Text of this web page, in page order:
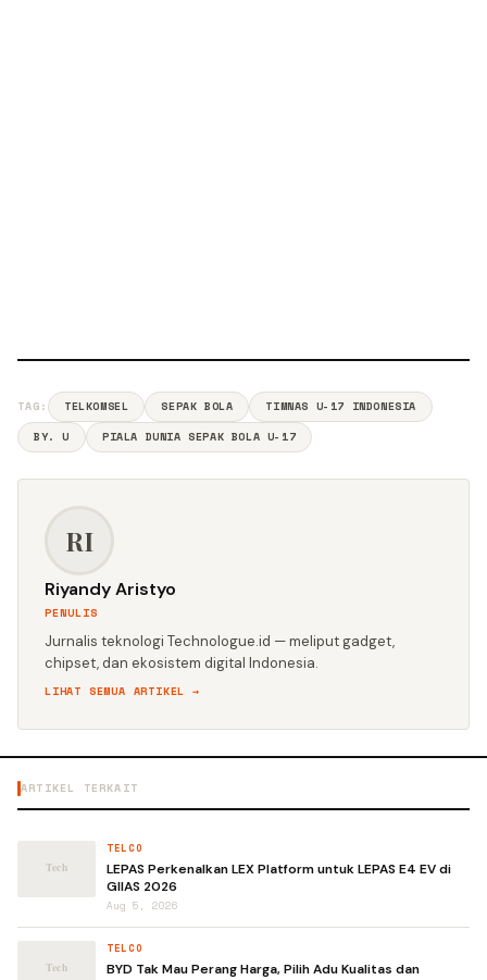
TAG: TELKOMSEL SEPAK BOLA
TIMNAS U-17 INDONESIA
BY. U
PIALA DUNIA SEPAK BOLA U-17
RI
Riyandy Aristyo
PENULIS
Jurnalis teknologi Technologue.id — meliput gadget,
chipset, dan ekosistem digital Indonesia.
LIHAT SEMUA ARTIKEL →
ARTIKEL TERKAIT
TELCO
LEPAS Perkenalkan LEX Platform untuk LEPAS E4 EV di
GIIAS 2026
Aug 5, 2026
TELCO
BYD Tak Mau Perang Harga, Pilih Adu Kualitas dan